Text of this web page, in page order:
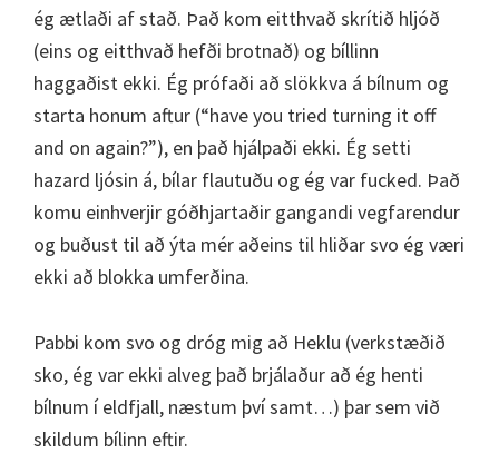
ég ætlaði af stað. Það kom eitthvað skrítið hljóð
(eins og eitthvað hefði brotnað) og bíllinn
haggaðist ekki. Ég prófaði að slökkva á bílnum og
starta honum aftur (“have you tried turning it off
and on again?”), en það hjálpaði ekki. Ég setti
hazard ljósin á, bílar flautuðu og ég var fucked. Það
komu einhverjir góðhjartaðir gangandi vegfarendur
og buðust til að ýta mér aðeins til hliðar svo ég væri
ekki að blokka umferðina.
Pabbi kom svo og dróg mig að Heklu (verkstæðið
sko, ég var ekki alveg það brjálaður að ég henti
bílnum í eldfjall, næstum því samt…) þar sem við
skildum bílinn eftir.